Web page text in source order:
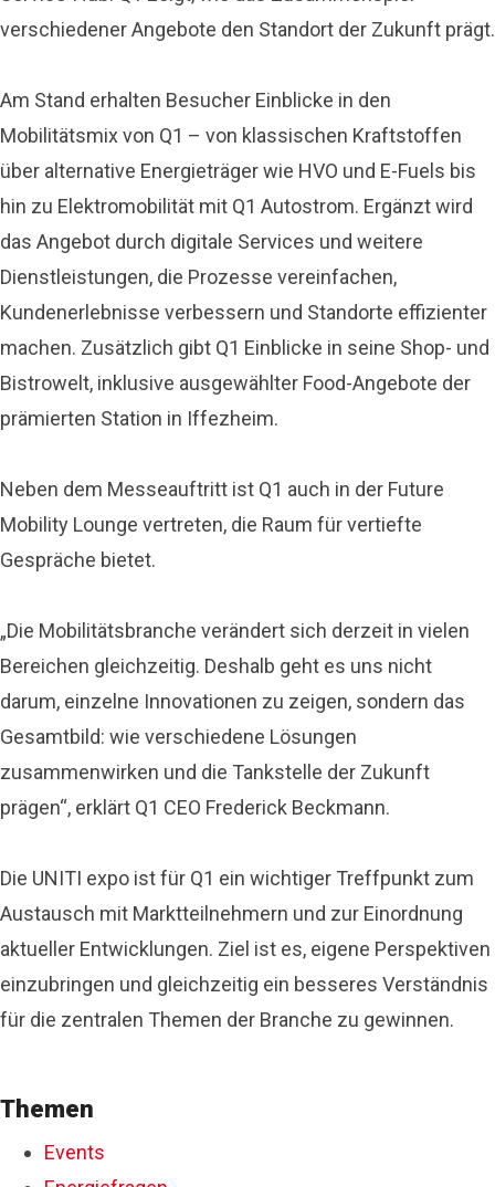
verschiedener Angebote den Standort der Zukunft prägt.
Am Stand erhalten Besucher Einblicke in den
Mobilitätsmix von Q1 – von klassischen Kraftstoffen
über alternative Energieträger wie HVO und E-Fuels bis
hin zu Elektromobilität mit Q1 Autostrom. Ergänzt wird
das Angebot durch digitale Services und weitere
Dienstleistungen, die Prozesse vereinfachen,
Kundenerlebnisse verbessern und Standorte effizienter
machen. Zusätzlich gibt Q1 Einblicke in seine Shop- und
Bistrowelt, inklusive ausgewählter Food-Angebote der
prämierten Station in Iffezheim.
Neben dem Messeauftritt ist Q1 auch in der Future
Mobility Lounge vertreten, die Raum für vertiefte
Gespräche bietet.
„Die Mobilitätsbranche verändert sich derzeit in vielen
Bereichen gleichzeitig. Deshalb geht es uns nicht
darum, einzelne Innovationen zu zeigen, sondern das
Gesamtbild: wie verschiedene Lösungen
zusammenwirken und die Tankstelle der Zukunft
prägen“, erklärt Q1 CEO Frederick Beckmann.
Die UNITI expo ist für Q1 ein wichtiger Treffpunkt zum
Austausch mit Marktteilnehmern und zur Einordnung
aktueller Entwicklungen. Ziel ist es, eigene Perspektiven
einzubringen und gleichzeitig ein besseres Verständnis
für die zentralen Themen der Branche zu gewinnen.
Themen
Events